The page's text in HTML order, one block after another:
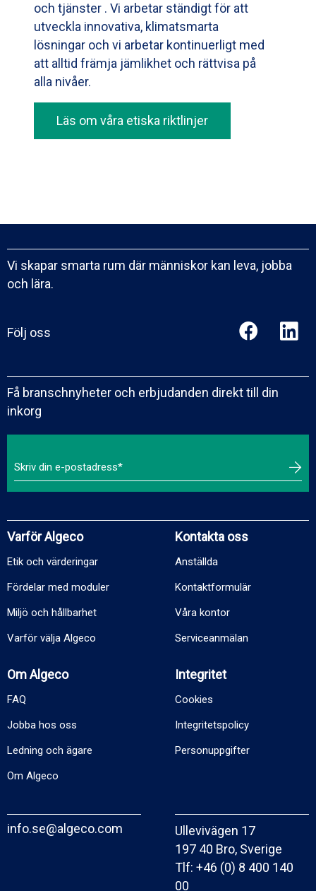
och tjänster . Vi arbetar ständigt för att
utveckla innovativa, klimatsmarta
lösningar och vi arbetar kontinuerligt med
att alltid främja jämlikhet och rättvisa på
alla nivåer.
Läs om våra etiska riktlinjer
Vi skapar smarta rum där människor kan leva, jobba
och lära.
Följ oss
Få branschnyheter och erbjudanden direkt till din
inkorg
Varför Algeco
Etik och värderingar
Fördelar med moduler
Miljö och hållbarhet
Varför välja Algeco
Kontakta oss
Anställda
Kontaktformulär
Våra kontor
Serviceanmälan
Om Algeco
FAQ
Jobba hos oss
Ledning och ägare
Om Algeco
Integritet
Cookies
Integritetspolicy
Personuppgifter
info.se@algeco.com
Ullevivägen 17
197 40 Bro, Sverige
Tlf: +46 (0) 8 400 140
00